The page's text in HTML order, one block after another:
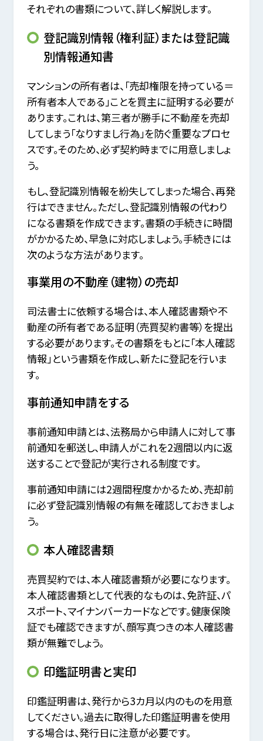
それぞれの書類について、詳しく解説します。
登記識別情報（権利証）または登記識
別情報通知書
マンションの所有者は、「売却権限を持っている＝
所有者本人である」ことを買主に証明する必要が
あります。これは、第三者が勝手に不動産を売却
してしまう「なりすまし行為」を防ぐ重要なプロセ
スです。そのため、必ず契約時までに用意しましょ
う。
もし、登記識別情報を紛失してしまった場合、再発
行はできません。ただし、登記識別情報の代わり
になる書類を作成できます。書類の手続きに時間
がかかるため、早急に対応しましょう。手続きには
次のような方法があります。
事業用の不動産（建物）の売却
司法書士に依頼する場合は、本人確認書類や不
動産の所有者である証明（売買契約書等）を提出
する必要があります。その書類をもとに「本人確認
情報」という書類を作成し、新たに登記を行いま
す。
事前通知申請をする
事前通知申請とは、法務局から申請人に対して事
前通知を郵送し、申請人がこれを2週間以内に返
送することで登記が実行される制度です。
事前通知申請には2週間程度かかるため、売却前
に必ず登記識別情報の有無を確認しておきましょ
う。
本人確認書類
売買契約では、本人確認書類が必要になります。
本人確認書類として代表的なものは、免許証、パ
スポート、マイナンバーカードなどです。健康保険
証でも確認できますが、顔写真つきの本人確認書
類が無難でしょう。
印鑑証明書と実印
印鑑証明書は、発行から3カ月以内のものを用意
してください。過去に取得した印鑑証明書を使用
する場合は、発行日に注意が必要です。